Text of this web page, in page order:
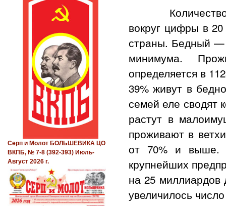
Количество
вокруг цифры в
страны. Бедный —
минимума.
определяется в
39% живут в
семей еле сводят
растут в
проживают в
от 70% и выше.
крупнейших
на 25
увеличилось
Серп и Молот БОЛЬШЕВИКА ЦО
ВКПБ, № 7-8 (392-393) Июль-
Август 2026 г.